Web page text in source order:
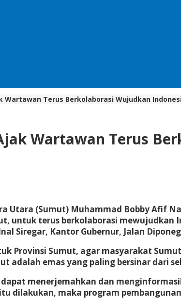
Wartawan Terus Berkolaborasi Wujudkan
Wartawan Terus
Utara (Sumut) Muhammad Bobby Afif
untuk terus berkolaborasi mewujudkan
Siregar, Kantor Gubernur, Jalan
Provinsi Sumut, agar masyarakat
adalah emas yang paling bersinar dari
menerjemahkan dan
dilakukan, maka program